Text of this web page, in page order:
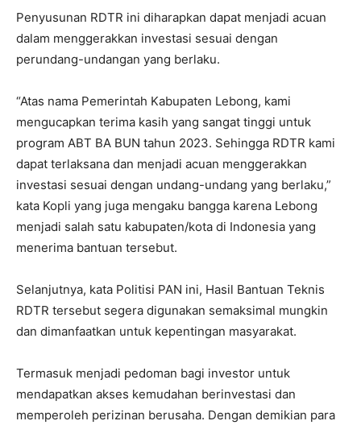
Penyusunan RDTR ini diharapkan dapat menjadi acuan
dalam menggerakkan investasi sesuai dengan
perundang-undangan yang berlaku.
“Atas nama Pemerintah Kabupaten Lebong, kami
mengucapkan terima kasih yang sangat tinggi untuk
program ABT BA BUN tahun 2023. Sehingga RDTR kami
dapat terlaksana dan menjadi acuan menggerakkan
investasi sesuai dengan undang-undang yang berlaku,”
kata Kopli yang juga mengaku bangga karena Lebong
menjadi salah satu kabupaten/kota di Indonesia yang
menerima bantuan tersebut.
Selanjutnya, kata Politisi PAN ini, Hasil Bantuan Teknis
RDTR tersebut segera digunakan semaksimal mungkin
dan dimanfaatkan untuk kepentingan masyarakat.
Termasuk menjadi pedoman bagi investor untuk
mendapatkan akses kemudahan berinvestasi dan
memperoleh perizinan berusaha. Dengan demikian para